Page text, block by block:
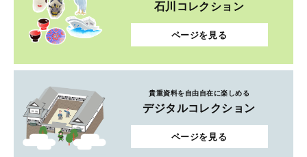
石川コレクション
ページを見る
貴重資料を自由自在に楽しめる
デジタルコレクション
ページを見る